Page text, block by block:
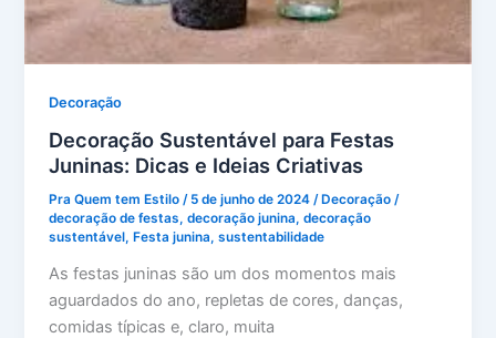
Decoração
Decoração Sustentável para Festas
Juninas: Dicas e Ideias Criativas
Pra Quem tem Estilo/ 5 de junho de 2024/ Decoração /
decoração de festas,decoração junina,decoração
sustentável, Festa junina,sustentabilidade
As festas juninas são um dos momentos mais
aguardados do ano, repletas de cores, danças,
comidas típicas e, claro, muita